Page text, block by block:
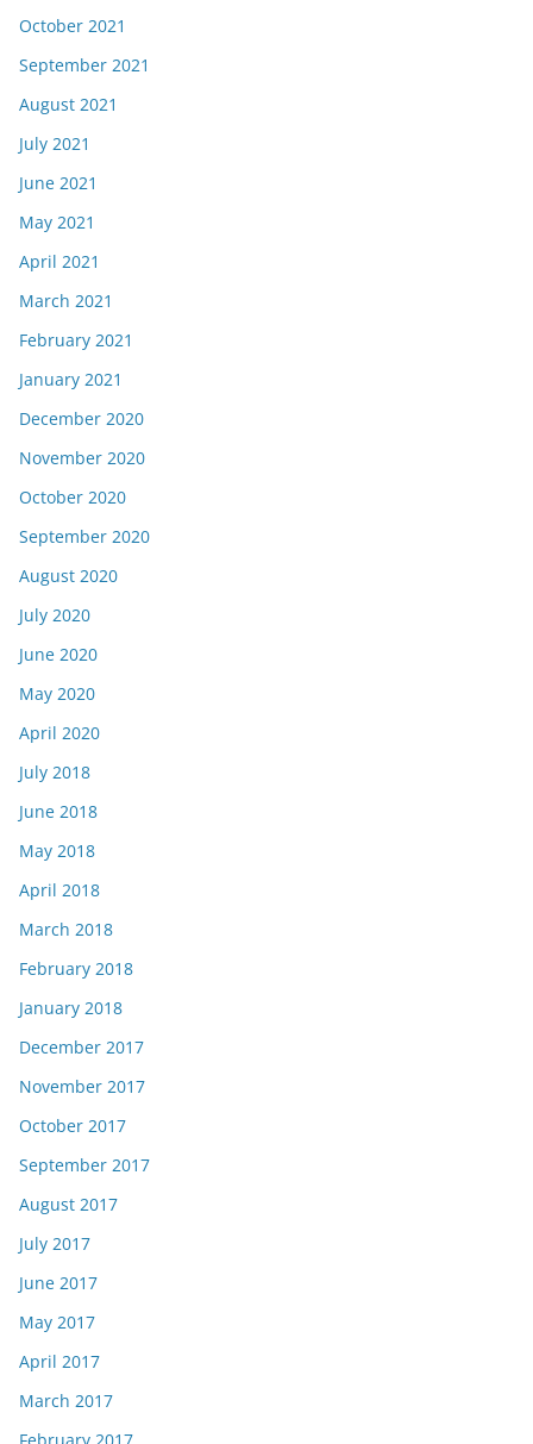
October 2021
September 2021
August 2021
July 2021
June 2021
May 2021
April 2021
March 2021
February 2021
January 2021
December 2020
November 2020
October 2020
September 2020
August 2020
July 2020
June 2020
May 2020
April 2020
July 2018
June 2018
May 2018
April 2018
March 2018
February 2018
January 2018
December 2017
November 2017
October 2017
September 2017
August 2017
July 2017
June 2017
May 2017
April 2017
March 2017